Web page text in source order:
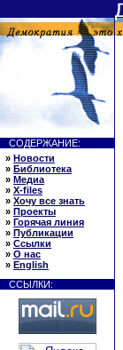
СОДЕРЖАНИЕ:
» Новости
» Библиотека
» Медиа
» X-files
» Хочу все знать
» Проекты
» Горячая линия
» Публикации
» Ссылки
» О нас
» English
ССЫЛКИ: